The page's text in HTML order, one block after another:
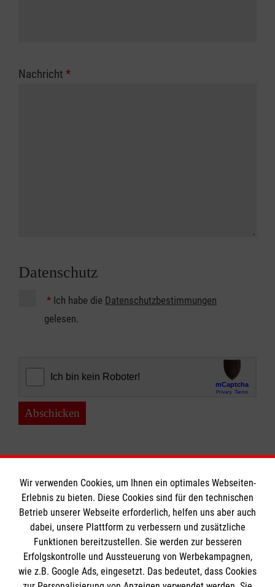
Nachricht *
Datenschutz
* Ich habe die Datenschutzbestimmungen
gelesen.
Abschicken
Informationen
Impressum
Datenschutz
Die Malteser
Wir verwenden Cookies, um Ihnen ein optimales Webseiten-
Erlebnis zu bieten. Diese Cookies sind für den technischen
Betrieb unserer Webseite erforderlich, helfen uns aber auch
dabei, unsere Plattform zu verbessern und zusätzliche
Funktionen bereitzustellen. Sie werden zur besseren
Erfolgskontrolle und Aussteuerung von Werbekampagnen,
wie z.B. Google Ads, eingesetzt. Das bedeutet, dass Cookies